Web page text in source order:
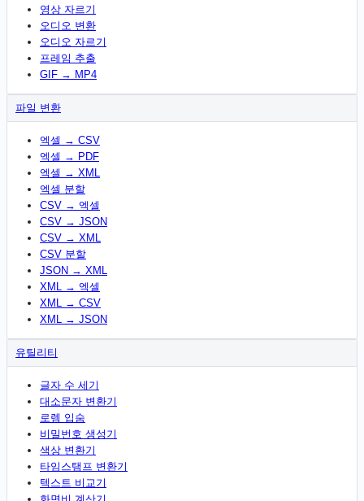
영상 자르기
오디오 변환
오디오 자르기
프레임 추출
GIF → MP4
파일 변환
엑셀 → CSV
엑셀 → PDF
엑셀 → XML
엑셀 분할
CSV → 엑셀
CSV → JSON
CSV → XML
CSV 분할
JSON → XML
XML → 엑셀
XML → CSV
XML → JSON
유틸리티
글자 수 세기
대소문자 변환기
로렘 입숨
비밀번호 생성기
색상 변환기
타임스탬프 변환기
텍스트 비교기